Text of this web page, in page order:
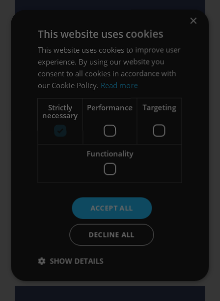
Zen Mode
No stats, trophies, or distractions – just
you and the environment of your
choice.
×
This website uses cookies
This website uses cookies to improve user
experience. By using our website you
consent to all cookies in accordance with
our Cookie Policy. Read more
Strictly
necessary
Performance Targeting
Functionality
ACCEPT ALL
DECLINE ALL
SHOW DETAILS